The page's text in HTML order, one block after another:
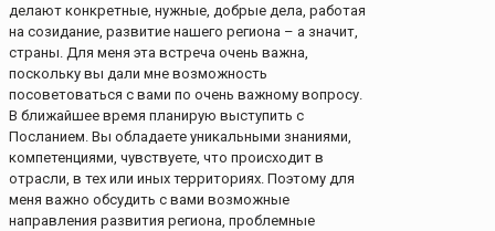
делают конкретные, нужные, добрые дела, работая
на созидание, развитие нашего региона – а значит,
страны. Для меня эта встреча очень важна,
поскольку вы дали мне возможность
посоветоваться с вами по очень важному вопросу.
В ближайшее время планирую выступить с
Посланием. Вы обладаете уникальными знаниями,
компетенциями, чувствуете, что происходит в
отрасли, в тех или иных территориях. Поэтому для
меня важно обсудить с вами возможные
направления развития региона, проблемные